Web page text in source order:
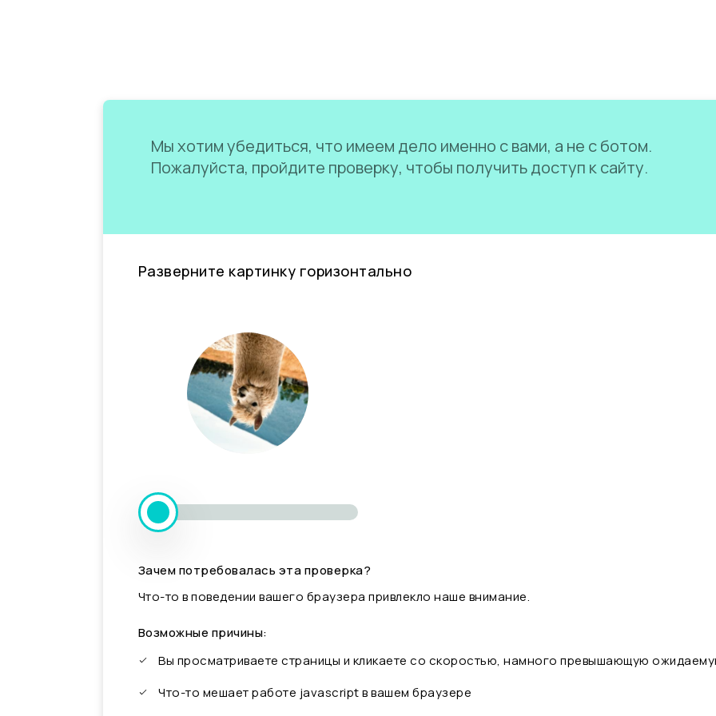
Мы хотим убедиться, что имеем дело именно с вами, а не с ботом.
Пожалуйста, пройдите проверку, чтобы получить доступ к сайту.
Разверните картинку горизонтально
Зачем потребовалась эта проверка?
Что-то в поведении вашего браузера привлекло наше внимание.
Возможные причины:
Вы просматриваете страницы и кликаете со скоростью, намного превышающую
Что-то мешает работе javascript в вашем браузере